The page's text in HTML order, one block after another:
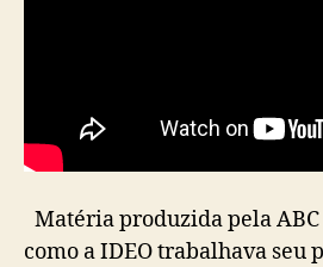
Matéria produzida pela
como a IDEO trabalhava seu